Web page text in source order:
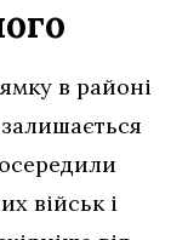
в районі
військ і